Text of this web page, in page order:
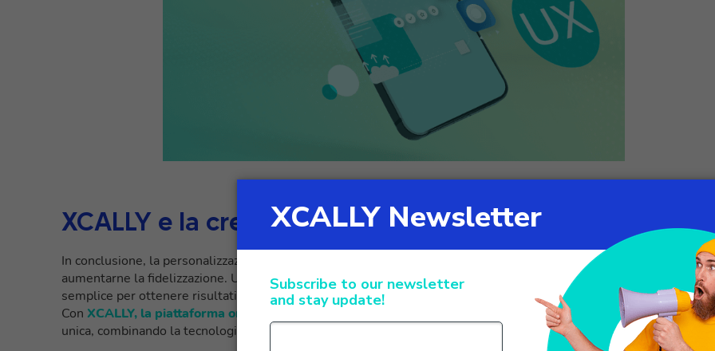
XCALLY e la creazione di una user experience efficace
In conclusione, la personalizzazione nell’era dell’AI nei contact center può migliorare l’esperienza del cliente e
aumentarne la fidelizzazione. Utilizzare strumenti adatti, GDPR compliant, costantemente aggiornati, è il modo
semplice per ottenere risultati rapidi e sicuri.
Con XCALLY, la piattaforma omnicanale pensata per i contact center
, è possibile creare una user experience
unica, combinando la tecnologia omnichannel con un servizio clienti dedicato: